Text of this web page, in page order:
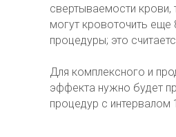
свертываемости крови,
могут кровоточить еще
процедуры; это
Для комплексного и
эффекта нужно будет
процедур с интервалом